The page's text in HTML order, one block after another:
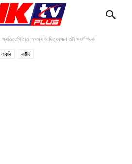
প্ৰতিযোগিতাত অসমৰ আদিত্যৰাজৰ ৩টা স্বৰ্ণ পদক
ৰাষ্ট্ৰীয়